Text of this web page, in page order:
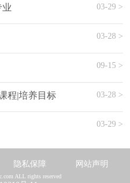
业 03-29 >
03-28 >
09-15 >
程|培养目标 03-28 >
03-29 >
隐私保障 网站声明
ALL rights reserved